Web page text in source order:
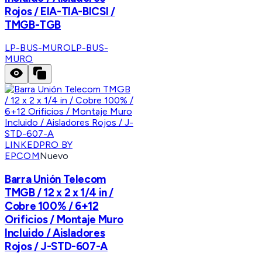
Rojos / EIA-TIA-BICSI /
TMGB-TGB
LP-BUS-MUROLP-BUS-
MURO
LINKEDPRO BY
EPCOMNuevo
Barra Unión Telecom
TMGB / 12 x 2 x 1/4 in /
Cobre 100% / 6+12
Orificios / Montaje Muro
Incluido / Aisladores
Rojos / J-STD-607-A